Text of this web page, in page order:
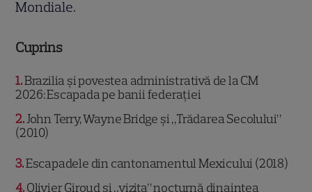
Mondiale.
Cuprins
1 Brazilia și povestea administrativă de la CM
2026: Escapada pe banii federației
2 John Terry, Wayne Bridge și „Trădarea Secolului”
(2010)
3 Escapadele din cantonamentul Mexicului (2018)
4 Olivier Giroud și „vizita” nocturnă dinaintea